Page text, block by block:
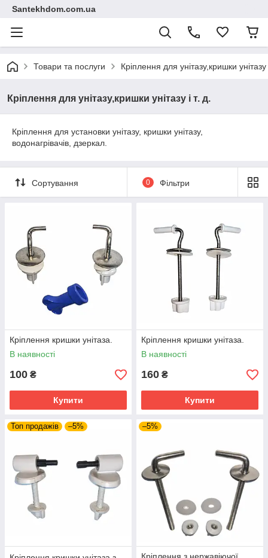
Santekhdom.com.ua
Товари та послуги Кріплення для унітазу,кришки унітазу
Кріплення для унітазу,кришки унітазу і т. д.
Кріплення для установки унітазу, кришки унітазу,
водонагрівачів, дзеркал.
Сортування 0 Фільтри
Кріплення кришки унітаза.
В наявності
100 ₴
Купити
Кріплення кришки унітаза.
В наявності
160 ₴
Купити
Топ продажів –5% –5%